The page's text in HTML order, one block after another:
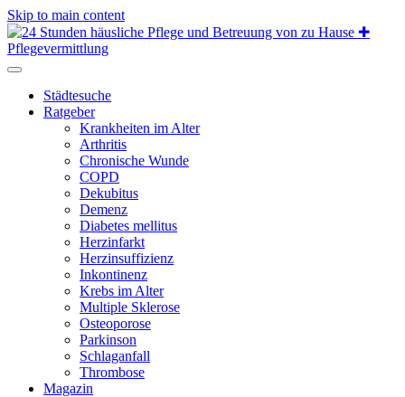
Skip to main content
Städtesuche
Ratgeber
Krankheiten im Alter
Arthritis
Chronische Wunde
COPD
Dekubitus
Demenz
Diabetes mellitus
Herzinfarkt
Herzinsuffizienz
Inkontinenz
Krebs im Alter
Multiple Sklerose
Osteoporose
Parkinson
Schlaganfall
Thrombose
Magazin